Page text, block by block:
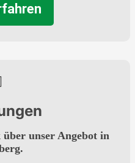
unser Angebot in